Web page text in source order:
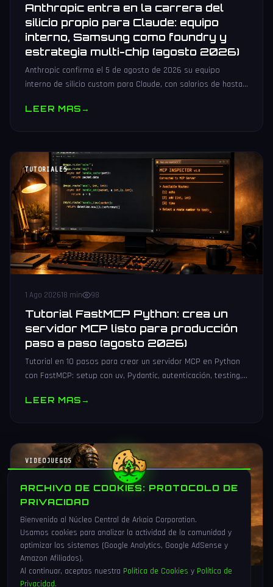
Anthropic entra en la carrera del
silicio propio para Claude: equipo
interno, Samsung como foundry y
estrategia multi-chip (agosto 2026)
Anthropic confirma el 5 de agosto de 2026 su equipo
interno de silicio custom para Claude, con salarios de hasta
estrategia multi-chip.
LEER MAS→
TUTORIALES
1 Ago 202618 min 98
Tutorial FastMCP Python: crea un
servidor MCP listo para producción
paso a paso (agosto 2026)
Tutorial en 10 pasos para crear un servidor MCP en Python
con FastMCP: setup con uv, Pydantic, autenticación, testing,
LEER MAS→
VIDEOJUEGOS
ARCHIVO DE COOKIES: PROTOCOLO DE
PRIVACIDAD
Bienvenido al Núcleo Central de Arkaia Corporation.
Usamos cookies para analizar la actividad de la comunidad y
optimizar los sistemas (Google Analytics, Google AdSense y
Amazon Afiliados).
Al continuar, aceptas nuestra Política de Cookies y Política de
Privacidad.